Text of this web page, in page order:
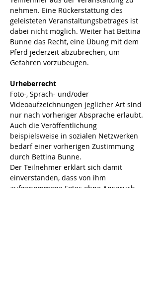
nehmen. Eine Rückerstattung des
geleisteten Veranstaltungsbetrages ist
dabei nicht möglich. Weiter hat Bettina
Bunne das Recht, eine Übung mit dem
Pferd jederzeit abzubrechen, um
Gefahren vorzubeugen.
Urheberrecht
Foto-, Sprach- und/oder
Videoaufzeichnungen jeglicher Art sind
nur nach vorheriger Absprache erlaubt.
Auch die Veröffentlichung
beispielsweise in sozialen Netzwerken
bedarf einer vorherigen Zustimmung
durch Bettina Bunne.
Der Teilnehmer erklärt sich damit
einverstanden, dass von ihm
aufgenommene Fotos ohne Anspruch